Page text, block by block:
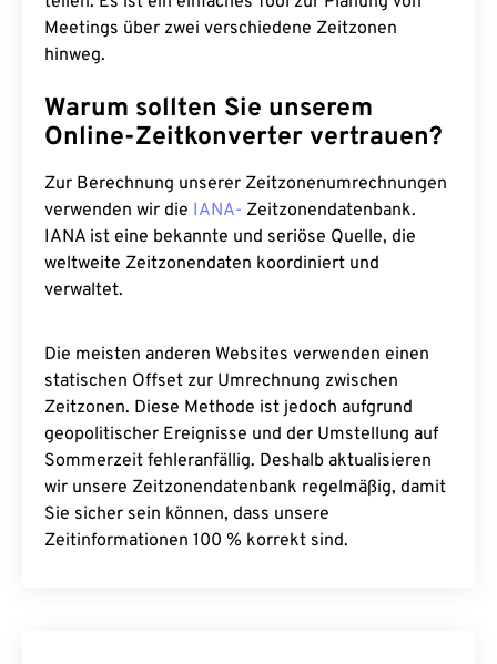
Meetings über zwei verschiedene Zeitzonen
hinweg.
Warum sollten Sie unserem
Online-Zeitkonverter vertrauen?
Zur Berechnung unserer Zeitzonenumrechnungen
verwenden wir die IANA- Zeitzonendatenbank.
IANA ist eine bekannte und seriöse Quelle, die
weltweite Zeitzonendaten koordiniert und
verwaltet.
Die meisten anderen Websites verwenden einen
statischen Offset zur Umrechnung zwischen
Zeitzonen. Diese Methode ist jedoch aufgrund
geopolitischer Ereignisse und der Umstellung auf
Sommerzeit fehleranfällig. Deshalb aktualisieren
wir unsere Zeitzonendatenbank regelmäßig, damit
Sie sicher sein können, dass unsere
Zeitinformationen 100 % korrekt sind.